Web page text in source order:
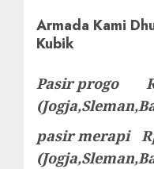
Armada Kami
Kubik
Pasir progo
pasir merapi